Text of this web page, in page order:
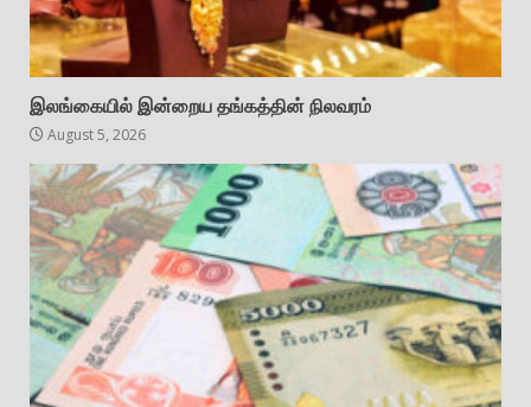
இலங்கையில் இன்றைய தங்கத்தின் நிலவரம்
August 5, 2026